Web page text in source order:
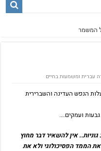
המשמר
עברית ומשמעות בחיים
הנפש העדינה והשברירית
גבעות ועמקים….
אין להשאיר דבר מחוץ
הממד הפסיכולוגי ולא את